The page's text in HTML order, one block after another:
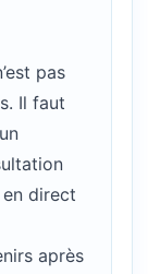
pas
Il faut
direct
après